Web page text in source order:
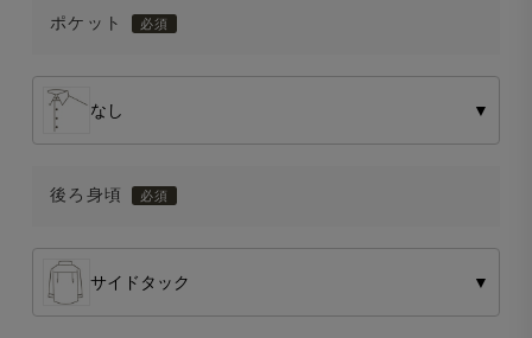
ポケット
なし ▼
後ろ身頃
サイドタック ▼